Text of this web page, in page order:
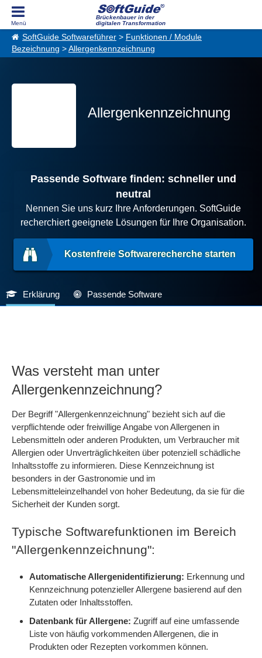
Brückenbauer in der
digitalen Transformation
SoftGuide Softwareführer > Funktionen / Module
Bezeichnung > Allergenkennzeichnung
Allergenkennzeichnung
Passende Software finden: schneller und
neutral
Nennen Sie uns kurz Ihre Anforderungen. SoftGuide
recherchiert geeignete Lösungen für Ihre Organisation.
Kostenfreie Softwarerecherche starten
Erklärung Passende Software
Was versteht man unter
Allergenkennzeichnung?
Der Begriff "Allergenkennzeichnung" bezieht sich auf die
verpflichtende oder freiwillige Angabe von Allergenen in
Lebensmitteln oder anderen Produkten, um Verbraucher mit
Allergien oder Unverträglichkeiten über potenziell schädliche
Inhaltsstoffe zu informieren. Diese Kennzeichnung ist
besonders in der Gastronomie und im
Lebensmitteleinzelhandel von hoher Bedeutung, da sie für die
Sicherheit der Kunden sorgt.
Typische Softwarefunktionen im Bereich
"Allergenkennzeichnung":
Automatische Allergenidentifizierung: Erkennung und
Kennzeichnung potenzieller Allergene basierend auf den
Zutaten oder Inhaltsstoffen.
Datenbank für Allergene: Zugriff auf eine umfassende
Liste von häufig vorkommenden Allergenen, die in
Produkten oder Rezepten vorkommen können.